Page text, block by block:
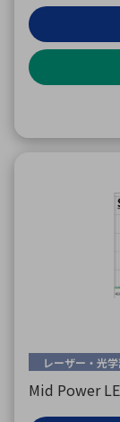
レーザー・光
Mid Power